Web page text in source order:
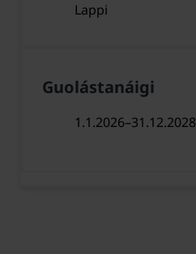
Lappi
Guolástanáigi
1.1.2026–31.12.2028